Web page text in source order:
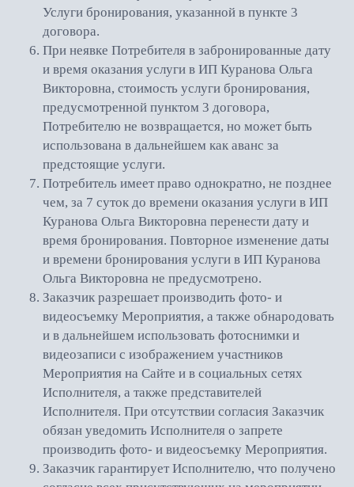
Услуги бронирования, указанной в пункте 3
договора.
При неявке Потребителя в забронированные дату
и время оказания услуги в ИП Куранова Ольга
Викторовна, стоимость услуги бронирования,
предусмотренной пунктом 3 договора,
Потребителю не возвращается, но может быть
использована в дальнейшем как аванс за
предстоящие услуги.
Потребитель имеет право однократно, не позднее
чем, за 7 суток до времени оказания услуги в ИП
Куранова Ольга Викторовна перенести дату и
время бронирования. Повторное изменение даты
и времени бронирования услуги в ИП Куранова
Ольга Викторовна не предусмотрено.
Заказчик разрешает производить фото- и
видеосъемку Мероприятия, а также обнародовать
и в дальнейшем использовать фотоснимки и
видеозаписи с изображением участников
Мероприятия на Сайте и в социальных сетях
Исполнителя, а также представителей
Исполнителя. При отсутствии согласия Заказчик
обязан уведомить Исполнителя о запрете
производить фото- и видеосъемку Мероприятия.
Заказчик гарантирует Исполнителю, что получено